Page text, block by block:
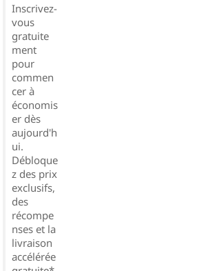
Inscrivez-
vous
gratuite
ment
pour
commen
cer à
économis
er dès
aujourd'h
ui.
Débloque
z des prix
exclusifs,
des
récompe
nses et la
livraison
accélérée